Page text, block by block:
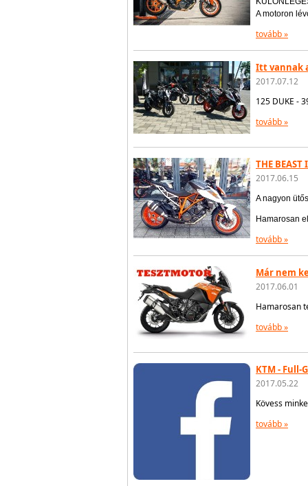
A motoron
tovább »
Itt vannak
2017.07.12
125 DUKE -
tovább »
THE
2017.06.15
A nagyon
Hamarosan
tovább »
Már nem
2017.06.01
Hamarosan
tovább »
KTM - Full-
2017.05.22
Kövess
tovább »